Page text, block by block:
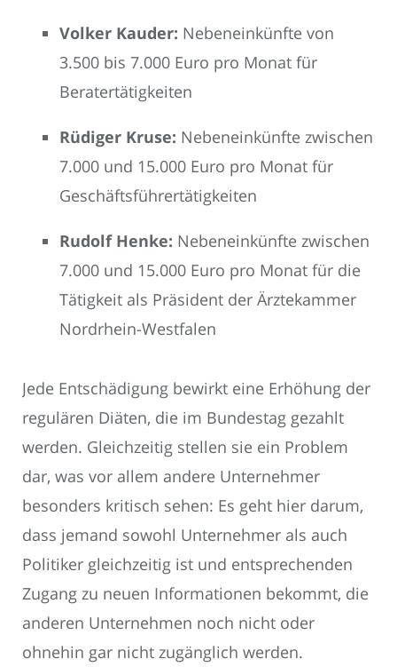
Volker Kauder: Nebeneinkünfte von
3.500 bis 7.000 Euro pro Monat für
Beratertätigkeiten
Rüdiger Kruse: Nebeneinkünfte zwischen
7.000 und 15.000 Euro pro Monat für
Geschäftsführertätigkeiten
Rudolf Henke: Nebeneinkünfte zwischen
7.000 und 15.000 Euro pro Monat für die
Tätigkeit als Präsident der Ärztekammer
Nordrhein-Westfalen
Jede Entschädigung bewirkt eine Erhöhung der
regulären Diäten, die im Bundestag gezahlt
werden. Gleichzeitig stellen sie ein Problem
dar, was vor allem andere Unternehmer
besonders kritisch sehen: Es geht hier darum,
dass jemand sowohl Unternehmer als auch
Politiker gleichzeitig ist und entsprechenden
Zugang zu neuen Informationen bekommt, die
anderen Unternehmen noch nicht oder
ohnehin gar nicht zugänglich werden.